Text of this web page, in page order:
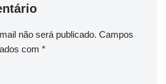
não será publicado. Campos
com *